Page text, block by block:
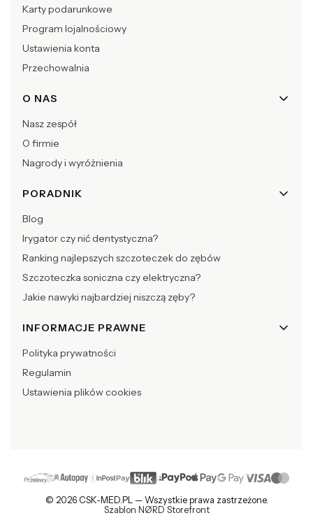
Karty podarunkowe
Program lojalnościowy
Ustawienia konta
Przechowalnia
O NAS
Nasz zespół
O firmie
Nagrody i wyróżnienia
PORADNIK
Blog
Irygator czy nić dentystyczna?
Ranking najlepszych szczoteczek do zębów
Szczoteczka soniczna czy elektryczna?
Jakie nawyki najbardziej niszczą zęby?
INFORMACJE PRAWNE
Polityka prywatności
Regulamin
Ustawienia plików cookies
© 2026 CSK-MED.PL — Wszystkie prawa zastrzeżone.
Szablon NØRD Storefront